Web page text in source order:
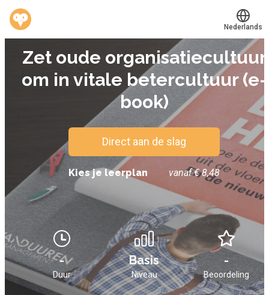
Werkvinders®
Bedrijven
Vacatures
Mijn leerplek
Voucher verzilveren
Account en hulp
Meer
Inloggen
Translate
Nederlands
Zet oude organisatiecultuur
om in vitale betercultuur (e-
book)
Direct aan de slag
Kies je leerplan vanaf € 8,48
- Basis -
Duur Niveau Beoordeling